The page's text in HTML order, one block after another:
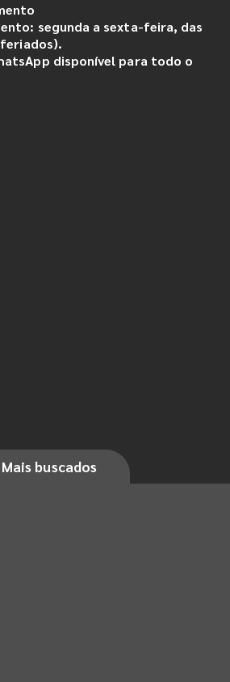
segunda a sexta-feira, das
disponível para todo o
Mais buscados